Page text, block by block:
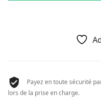
Payez en toute sécurité
lors de la prise en charge.